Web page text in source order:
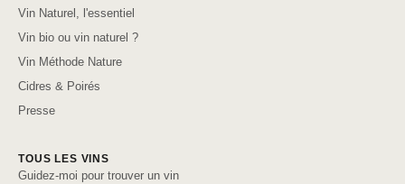
Vin Naturel, l'essentiel
Vin bio ou vin naturel ?
Vin Méthode Nature
Cidres & Poirés
Presse
TOUS LES VINS
Guidez-moi pour trouver un vin